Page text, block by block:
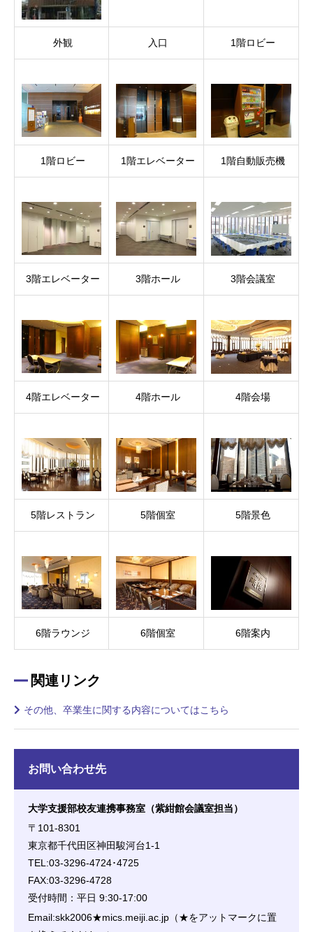
外観 入口 1階ロビー
1階ロビー 1階エレベーター 1階自動販売機
3階エレベーター 3階ホール 3階会議室
4階エレベーター 4階ホール 4階会場
5階レストラン 5階個室 5階景色
6階ラウンジ 6階個室 6階案内
関連リンク
その他、卒業生に関する内容についてはこちら
お問い合わせ先
大学支援部校友連携事務室（紫紺館会議室担当）
〒101-8301
東京都千代田区神田駿河台1-1
TEL:03-3296-4724･4725
FAX:03-3296-4728
受付時間：平日 9:30-17:00
Email:skk2006★mics.meiji.ac.jp（★をアットマークに置